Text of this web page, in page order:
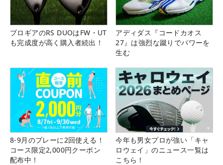
プロギアのRS DUOはFW・UT
も完成度が高く購入者続出！
アディダス『コードカオス
27』は強烈な蹴りでパワーを
生む
8-9月のプレーに2回使える！
コース限定2,000円クーポン
配布中！
今年も男女プロが強い「キャ
ロウェイ」のニュース一覧は
こちら！